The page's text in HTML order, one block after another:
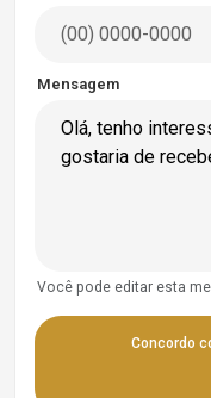
Mensagem
Você pode editar esta
Concordo